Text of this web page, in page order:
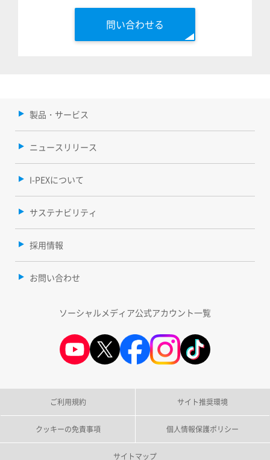
問い合わせる
製品・サービス
ニュースリリース
I-PEXについて
サステナビリティ
採用情報
お問い合わせ
ソーシャルメディア公式アカウント一覧
ご利用規約 サイト推奨環境
クッキーの免責事項 個人情報保護ポリシー
サイトマップ